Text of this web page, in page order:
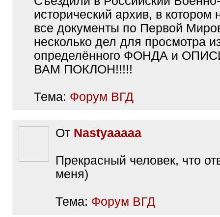
исторический архив, в котором
все документы по Первой
несколько дел для просмотра
определённого ФОНДА и
ВАМ ПОКЛОН!!!!!
Тема: Форум ВГД
От Nastyaaaaa
Прекрасный человек, что
меня)
Тема: Форум ВГД